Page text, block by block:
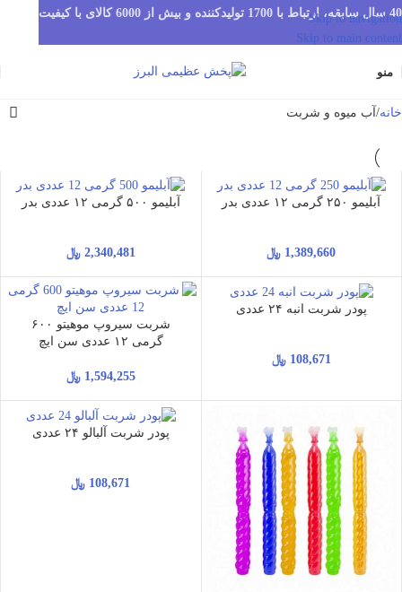
Skip to navigation
Skip to main content
منو
خانه آب میوه و شربت
آبلیمو ۲۵۰ گرمی ۱۲ عددی بدر
1,389,660 ﷼
آبلیمو ۵۰۰ گرمی ۱۲ عددی بدر
2,340,481 ﷼
پودر شربت انبه ۲۴ عددی
108,671 ﷼
شربت سیروپ موهیتو ۶۰۰
گرمی ۱۲ عددی سن ایچ
1,594,255 ﷼
پودر شربت آلبالو ۲۴ عددی
108,671 ﷼
40 سال سابقه، ارتباط با 1700 تولیدکننده و بیش از 6000 کالای با کیفیت